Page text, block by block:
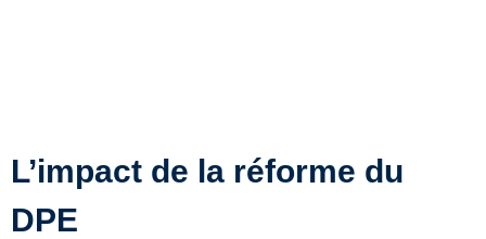
L’impact de la réforme du
DPE